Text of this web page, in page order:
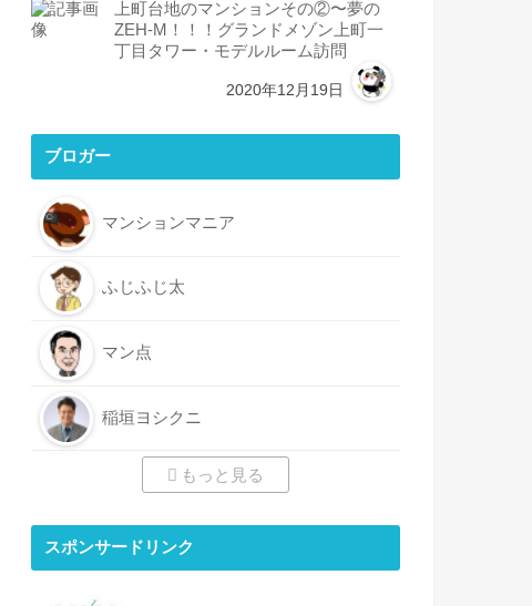
上町台地のマンションその②〜夢の
ZEH-M！！！グランドメゾン上町一
丁目タワー・モデルルーム訪問
2020年12月19日
ブロガー
マンションマニア
ふじふじ太
マン点
稲垣ヨシクニ
もっと見る
スポンサードリンク